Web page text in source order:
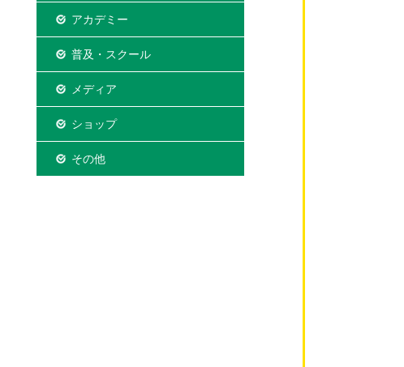
アカデミー
普及・スクール
メディア
ショップ
その他